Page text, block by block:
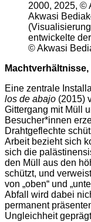
Akwasi
entwickelte
© Akwasi
Eine zentrale
los de abajo (2015)
Gittergang mit Müll
Besucher*innen
Drahtgeflechte
Arbeit bezieht sich
sich die
den Müll aus den
schützt, und
von „oben“ und
Abfall wird dabei
permanent
Ungleichheit